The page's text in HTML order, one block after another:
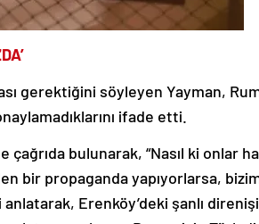
ifade etti.
bir propaganda yapıyorlarsa,
Erenköy’deki şanlı direnişi,
lazım. Bunun için Türk